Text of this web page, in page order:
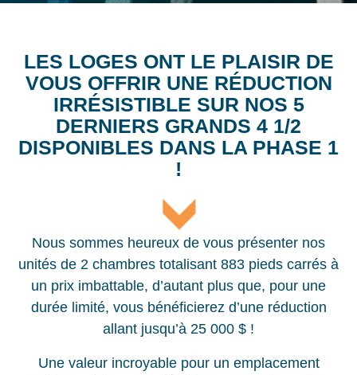
LES LOGES ONT LE PLAISIR DE
VOUS OFFRIR UNE RÉDUCTION
IRRÉSISTIBLE SUR NOS 5
DERNIERS GRANDS 4 1/2
DISPONIBLES DANS LA PHASE 1
!
Nous sommes heureux de vous présenter nos
unités de 2 chambres totalisant 883 pieds carrés à
un prix imbattable, d’autant plus que, pour une
durée limité, vous bénéficierez d’une réduction
allant jusqu’à 25 000 $ !
Une valeur incroyable pour un emplacement